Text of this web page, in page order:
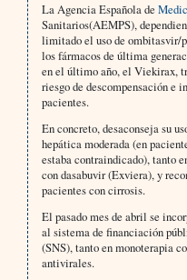
La Agencia Española de
Sanitarios(AEMPS),
limitado el uso de
los fármacos de última
en el último año, el Viekirax,
riesgo de descompensación e
pacientes.
En concreto, desaconseja su
hepática moderada (en
estaba contraindicado), tanto
con dasabuvir (Exviera), y
pacientes con cirrosis.
El pasado mes de abril se
al sistema de financiación
(SNS), tanto en monoterapia
antivirales.